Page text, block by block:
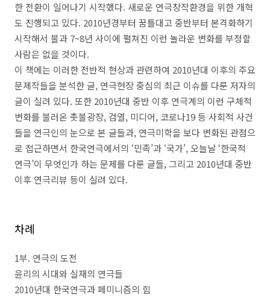
한 전환이 일어나기 시작했다. 새로운 연극창작환경을 위한 개혁
도 진행되고 있다. 2010년경부터 꿈틀대고 중반부터 본격화하기
시작해서 불과 7~8년 사이에 펼쳐진 이런 놀라운 변화를 부정할
사람은 없을 것이다.
이 책에는 이러한 전반적 현상과 관련하여 2010년대 이후의 주요
문제작들을 분석한 글, 연극현장 중심의 최근 이슈를 다룬 저자의
글이 실려 있다. 또한 2010년대 중반 이후 연극계의 이런 구체적
변화를 불러온 촛불광장, 검열, 미디어, 코로나19등 사회적 사건
들을 연극인의 눈으로 본 글들과, 연극미학을 보다 변화된 관점으
로 접근하면서 한국연극에서의 ‘민족’과 ‘국가’,오늘날 ‘한국적
연극’이 무엇인가 하는 문제를 다룬 글들,그리고 2010년대 중반
이후 연극리뷰 등이 실려 있다.
차례
1부. 연극의 도전
윤리의 시대와 실재의 연극들
2010년대 한국연극과 페미니즘의 힘